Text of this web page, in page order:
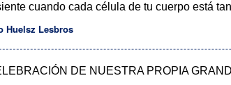
cuando cada célula de tu cuerpo está
Huelsz Lesbros
DE NUESTRA PROPIA